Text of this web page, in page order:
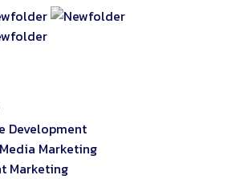
Development
Marketing
Marketing